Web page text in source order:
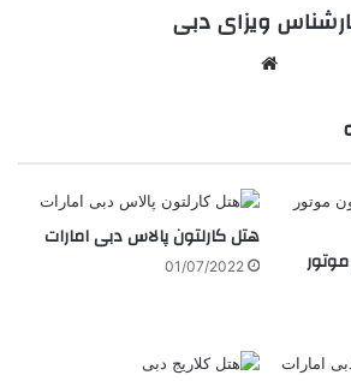
ویزای دبی
هتل کارلتون پالاس دبی امارات
01/07/2022